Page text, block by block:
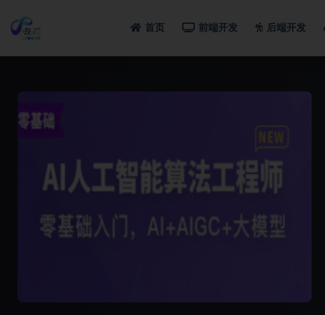
首页 前端开发 后端开发